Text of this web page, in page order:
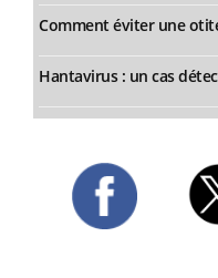
Comment éviter une
Hantavirus : un cas